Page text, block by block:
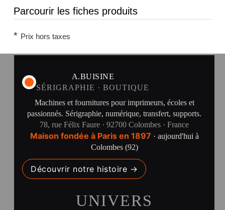
Parcourir les fiches produits
* Prix hors taxes
A.BUISINE
SÉRIGRAPHIE · BOUTIQUE
Machines et fournitures pour imprimeurs, écoles et
passionnés. Sérigraphie, numérique, transfert, supports.
78, rue Félix Faure · 92700 Colombes · France
Maison fondée à Paris en 1897 · aujourd'hui à
Colombes (92)
Découvrir notre histoire →
UNIVERS